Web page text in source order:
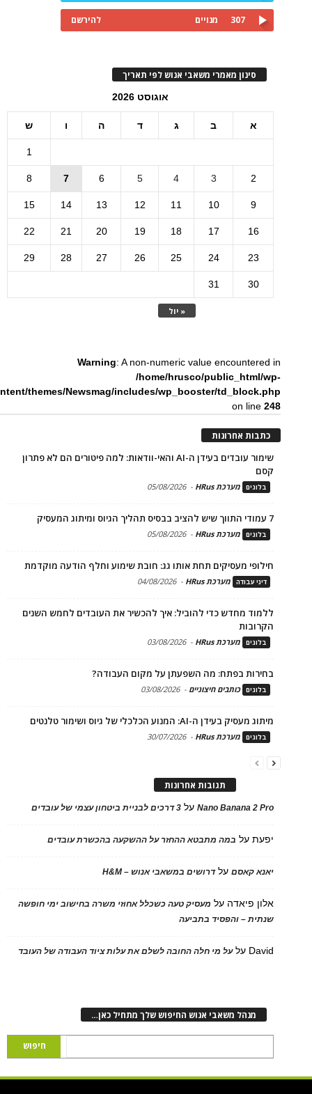
307 מנויים להירשם
סינון מאמרי משאבי אנוש לפי תאריך
אוגוסט 2026
א ב ג ד ה ו ש
« יול
1
2
3
4
5
6
7
8
9
10
11
12
13
14
15
16
17
18
19
20
21
22
23
24
25
26
27
28
29
30
31
Warning: A non-numeric value encountered in
/home/hrusco/public_html/wp-
themes/Newsmag/includes/wp_booster/td_block.php
on line248
כתבות אחרונות
שימור עובדים בעידן ה-AI והאי-וודאות: למה פיטורים הם לא פתרון
קסם
בלוגים מערכת HRus -
05/08/2026
7 עמודי התווך שיש להציב בבסיס תהליך הגיוס ומיתוג המעסיק
בלוגים מערכת HRus -
05/08/2026
חילופי מעסיקים תחת אותו גג: חובת שימוע וחלף הודעה מוקדמת
דיני עבודה מערכת HRus -
04/08/2026
ללמוד מחדש כדי להוביל: איך להכשיר את העובדים לחמש השנים
הקרובות
בלוגים מערכת HRus -
03/08/2026
בחירות בפתח: מה השפעתן על מקום העבודה?
בלוגים כותבים חיצוניים -
03/08/2026
מיתוג מעסיק בעידן ה-AI: המנוע הכלכלי של גיוס ושימור טלנטים
בלוגים מערכת HRus -
30/07/2026
תגובות אחרונות
Nano Banana 2 Proעל 3 דרכים לבניית ביטחון עצמי של עובדים
יפעתעל במה מתבטא ההחזר על ההשקעה בהכשרת עובדים
יאנא קאסםעלדרושים במשאבי אנוש – H&M
אלון פיאדה על מעסיק טעה כשכלל אחוזי משרה בחישוב ימי חופשה
שנתית – והפסיד בתביעה
David עלעל מי חלה החובה לשלם את עלות ציוד העבודה של העובד
מנהל משאבי אנוש החיפוש שלך מתחיל כאן…